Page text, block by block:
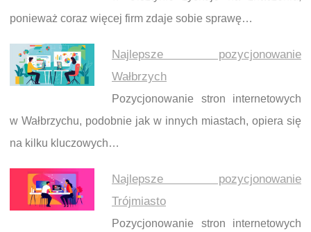
ponieważ coraz więcej firm zdaje sobie sprawę…
Najlepsze pozycjonowanie
Wałbrzych
Pozycjonowanie stron internetowych
w Wałbrzychu, podobnie jak w innych miastach, opiera się
na kilku kluczowych…
Najlepsze pozycjonowanie
Trójmiasto
Pozycjonowanie stron internetowych